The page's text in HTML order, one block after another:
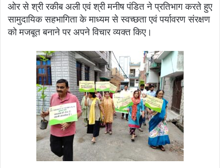
ओर से श्री रकीब अली एवं श्री मनीष पंडित ने प्रतिभाग करते हुए
सामुदायिक सहभागिता के माध्यम से स्वच्छता एवं पर्यावरण संरक्षण
को मजबूत बनाने पर अपने विचार व्यक्त किए।